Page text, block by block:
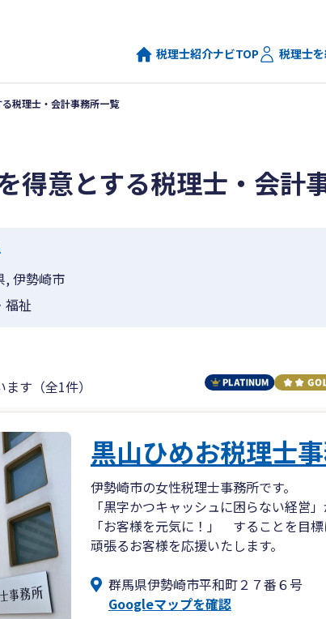
税理士紹介ナビTOP 税理士
税理士・会計事務所一覧
得意とする税理士・会計
, 伊勢崎市
福祉
す（全1件）
黒山ひめお税理士
伊勢崎市の女性税理士事務所です。
「黒字かつキャッシュに困らない経営
「お客様を元気に！」 することを目標
頑張るお客様を応援いたします。
群馬県伊勢崎市平和町２７番６号
Googleマップを確認